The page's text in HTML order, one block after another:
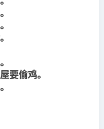
要偷鸡。